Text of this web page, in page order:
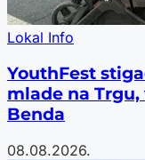
Lokal Info
YouthFest
mlade na
Benda
08.08.2026.